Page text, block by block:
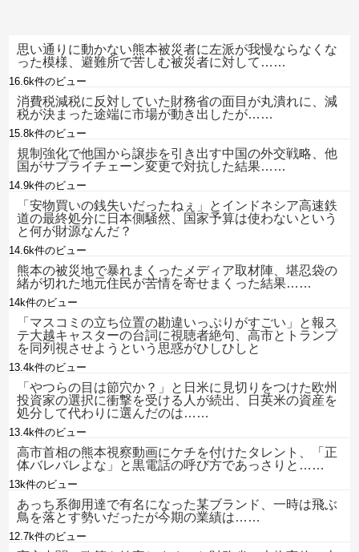
思い通りに動かない熊本被災者に左派が我慢ならなくな
った模様、避難所で苦しむ被災者に対して……
16.6k件のビュー
消費税減税に反対していた財務省の面目が丸潰れに、減
税が決まった途端に市場が動き出したが……
15.8k件のビュー
規制強化で他国から譲歩を引き出す中国の外交戦略、他
国がサプライチェーン変更で対抗した結果……
14.9k件のビュー
「安物買いの銭失いだったねぇ」とインドネシア高速鉄
道の最終処分に日本側騒然、国家予算は使わないという
と何が財源なんだ？
14.6k件のビュー
熊本の被災地で暴れまくったメディア取材陣、堪忍袋の
緒が切れた地元住民が苦情を寄せまくった結果……
14k件のビュー
「マスコミの立ち位置の勘違いっぷりがすごい」と報ス
テ大越キャスターの台詞に視聴者絶句、高市とトランプ
を同列視させようという思惑がひしひしと
13.4k件のビュー
「やつらの目は節穴か？」と日米に見切りをつけた欧州
投資家の選択に衝撃を受ける人が続出、日英米の資産を
処分して代わりに選んだのは……
13.4k件のビュー
高市首相の熊本視察動画にケチを付けたタレント、「正
体バレバレよな」と黒電話の呼び方であっさりと……
13k件のビュー
あっち系御用達で有名になった某ブランド、一時は飛ぶ
鳥を落とす勢いだったが今期の業績は……
12.7k件のビュー